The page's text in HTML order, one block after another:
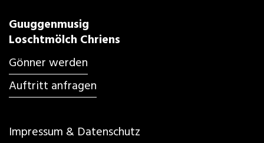
Guuggenmusig
Loschtmölch Chriens
Gönner werden
Auftritt anfragen
Impressum & Datenschutz